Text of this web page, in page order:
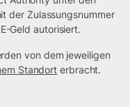
der Zulassungsnummer
Geld autorisiert.
von dem jeweiligen
Standort erbracht.